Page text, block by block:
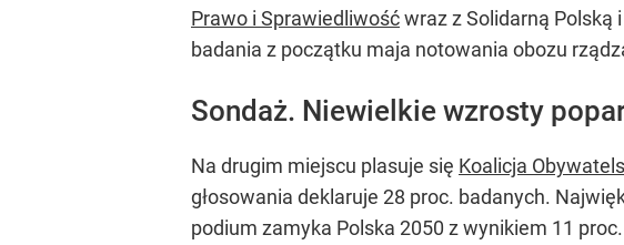
Prawo i Sprawiedliwośćwraz z Solidarną Polską
badania z początku maja notowania obozu
Sondaż. Niewielkie wzrosty
Na drugim miejscu plasuje się Koalicja
głosowania deklaruje 28 proc. badanych.
podium zamyka Polska 2050 z wynikiem 11